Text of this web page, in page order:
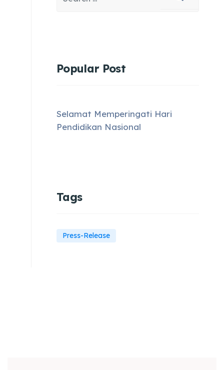
Popular Post
Selamat Memperingati Hari
Pendidikan Nasional
Tags
Press-Release